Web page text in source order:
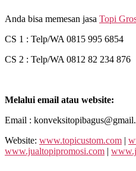
Anda bisa memesan jasa Topi
CS 1 : Telp/WA 0815 995 6854
CS 2 : Telp/WA 0812 82 234 876
Melalui email atau website:
Email :
Website: www.topicustom.com |
www.jualtopipromosi.com |